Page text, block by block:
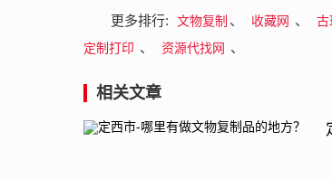
更多排行: 文物复制 、 收藏网 、 古
定制打印 、 资源代找网 、
相关文章